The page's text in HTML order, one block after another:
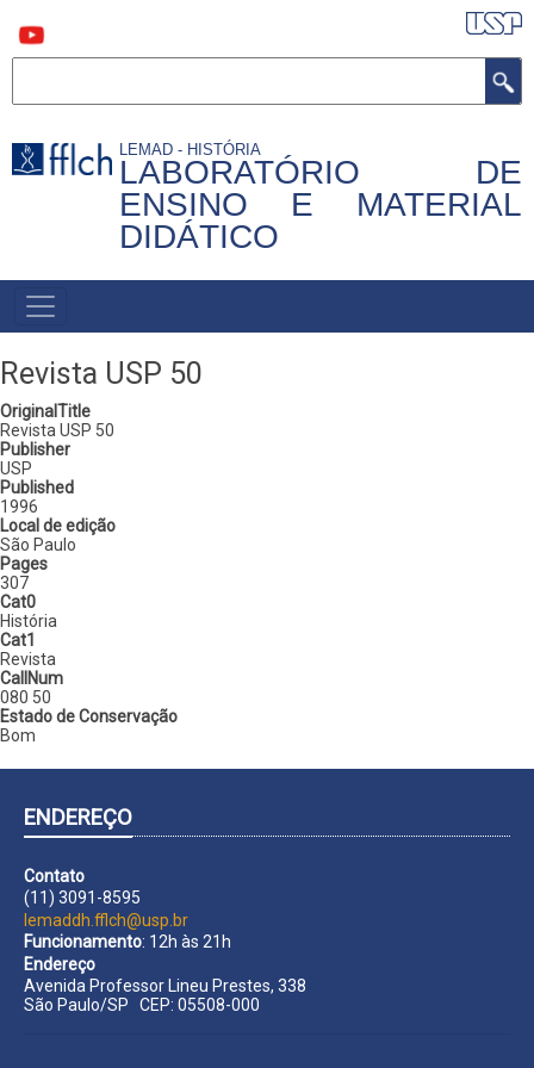
para
LEMAD - HISTÓRIA
LABORATÓRIO DE
ENSINO E MATERIAL
DIDÁTICO
MAIN
NAVIGATION
Revista USP 50
OriginalTitle
Revista USP 50
Publisher
USP
Published
1996
Local de edição
São Paulo
Pages
307
Cat0
História
Cat1
Revista
CallNum
080 50
Estado de Conservação
Bom
ENDEREÇO
Contato
(11) 3091-8595
lemaddh.fflch@usp.br
Funcionamento: 12h às 21h
Endereço
Avenida Professor Lineu Prestes, 338
São Paulo/SP CEP: 05508-000